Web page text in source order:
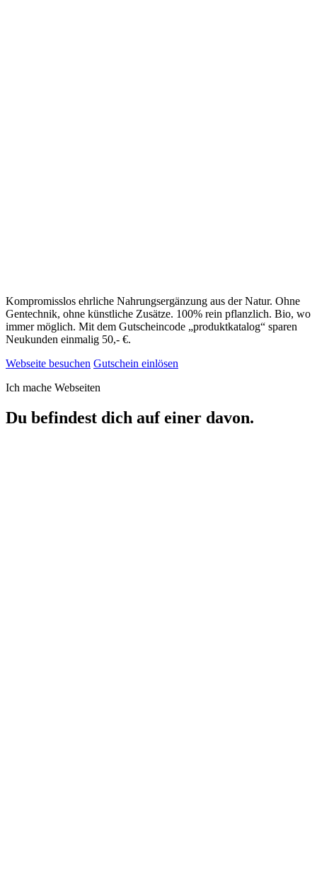
Kompromisslos ehrliche Nahrungsergänzung aus der Natur. Ohne
Gentechnik, ohne künstliche Zusätze. 100% rein pflanzlich. Bio, wo
immer möglich. Mit dem Gutscheincode „produktkatalog“ sparen
Neukunden einmalig 50,- €.
Webseite besuchen Gutschein einlösen
Ich mache Webseiten
Du befindest dich auf einer davon.